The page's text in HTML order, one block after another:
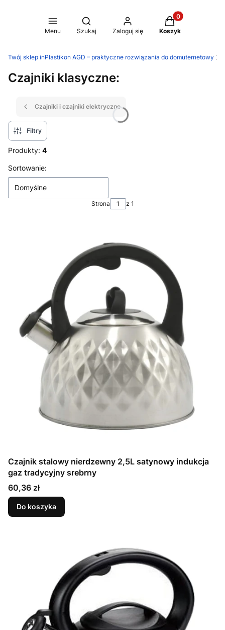
Menu
Otwórz wyszukiwarkę
Szukaj Zaloguj się
Produkty w
Koszyk
Twój sklep inPlastikon AGD – praktyczne rozwiązania do domuternetowy
Czajniki klasyczne:
Czajniki i czajniki elektryczne
Filtry
Produkty: 4
Lista produktów
Sortowanie:
Domyślne
Strona z 1
Czajnik stalowy nierdzewny 2,5L satynowy indukcja
gaz tradycyjny srebrny
Cena
60,36 zł
Do koszyka